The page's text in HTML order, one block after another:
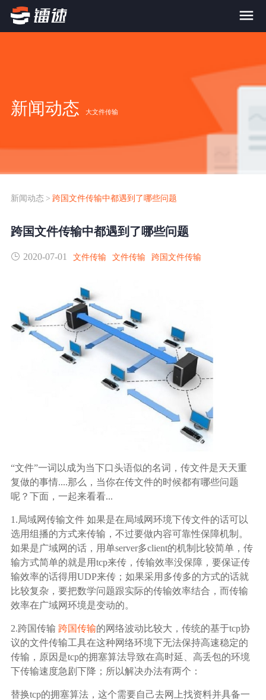
FTP替代升级
SDK传输应用集成
镭速FTP加速
跨国数据传输
内外网文件交换
行业应用解决方案
政府机构
广告媒体
金融行业
基因行业
汽车行业
生产制造业
案例
新闻动态
关于镭速
帮助中心
新闻动态 大文件传输
新闻动态 > 跨国文件传输中都遇到了哪些问题
跨国文件传输中都遇到了哪些问题
2020-07-01 文件传输 文件传输 跨国文件传输
“文件”一词以成为当下口头语似的名词，传文件是天天重
复做的事情....那么，当你在传文件的时候都有哪些问题
呢？下面，一起来看看...
1.局域网传输文件 如果是在局域网环境下传文件的话可以
选用组播的方式来传输，不过要做内容可靠性保障机制。
如果是广域网的话，用单server多client的机制比较简单，传
输方式简单的就是用tcp来传，传输效率没保障，要保证传
输效率的话得用UDP来传；如果采用多传多的方式的话就
比较复杂，要把数学问题跟实际的传输效率结合，而传输
效率在广域网环境是变动的。
2.跨国传输 跨国传输的网络波动比较大，传统的基于tcp协
议的文件传输工具在这种网络环境下无法保持高速稳定的
传输，原因是tcp的拥塞算法导致在高时延、高丢包的环境
下传输速度急剧下降；所以解决办法有两个：
替换tcp的拥塞算法，这个需要自己去网上找资料并具备一